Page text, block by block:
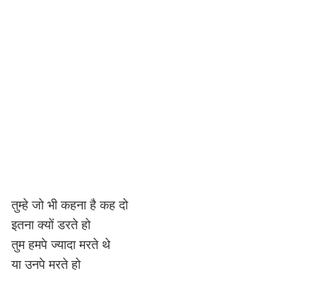
तुम्हे जो भी कहना है कह दो
इतना क्यों डरते हो
तुम हमपे ज्यादा मरते थे
या उनपे मरते हो